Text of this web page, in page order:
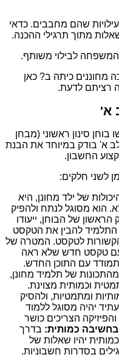
שהם מחבבים. כדאי
מתוך תרגילי ההכנה.
לבילוי משותף.
מחוננים כיתה ב? כאן
רציתם לדעת.
א'
סינון ראשוני (מבחן
א' בודק במיוחד את הבנת
החשבון.
לשני חלקים:
של ילד מחונן, היא
הוא מסוגל לנתח ולהפיק
של הבוחן, ייעודו
להבין את הטקסט
הקשורות לטקסט. המטרה של
עם טקסט חדש שלא ראה
עם התוכן החדש.
של תלמיד מחונן,
וכמותית מצוינת.
ומתמטיות, ולהסיק
יהיה מסוגל ללמוד
הצריכים כושר
כמותית: בדרך
יהיו שאלות של
בסדרות חשבוניות.